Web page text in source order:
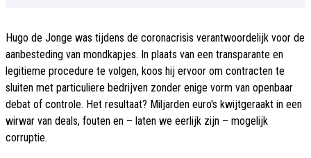
Hugo de Jonge was tijdens de coronacrisis verantwoordelijk voor de
aanbesteding van mondkapjes. In plaats van een transparante en
legitieme procedure te volgen, koos hij ervoor om contracten te
sluiten met particuliere bedrijven zonder enige vorm van openbaar
debat of controle. Het resultaat? Miljarden euro's kwijtgeraakt in een
wirwar van deals, fouten en – laten we eerlijk zijn – mogelijk
corruptie.